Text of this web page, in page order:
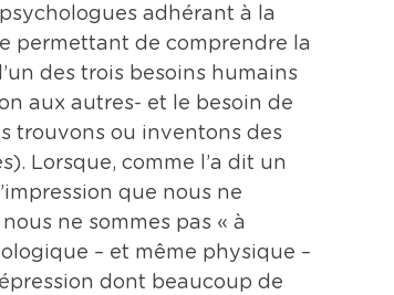
adhérant à la
permettant de comprendre la
des trois besoins humains
aux autres- et le besoin de
trouvons ou inventons des
Lorsque, comme l’a dit un
que nous ne
ne sommes pas « à
– et même physique –
dont beaucoup de